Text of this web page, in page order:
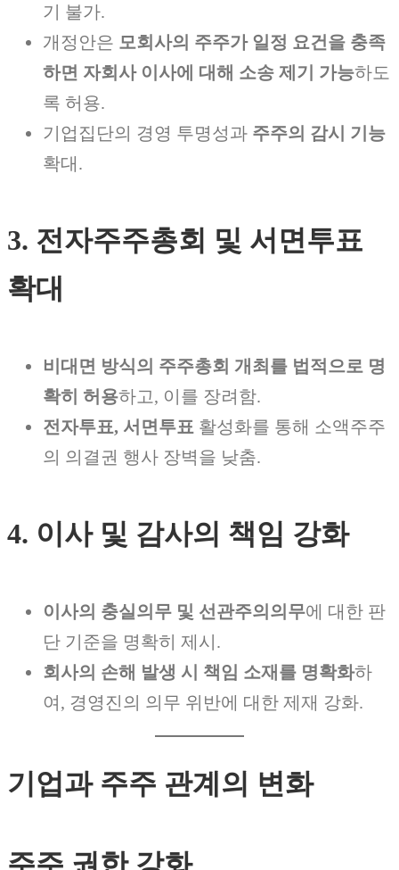
기 불가.
개정안은 모회사의 주주가 일정 요건을 충족
하면 자회사 이사에 대해 소송 제기 가능하도
록 허용.
기업집단의 경영 투명성과 주주의 감시 기능
확대.
3. 전자주주총회 및 서면투표
확대
비대면 방식의 주주총회 개최를 법적으로 명
확히 허용하고, 이를 장려함.
전자투표, 서면투표 활성화를 통해 소액주주
의 의결권 행사 장벽을 낮춤.
4. 이사 및 감사의 책임 강화
이사의 충실의무 및 선관주의의무에 대한 판
단 기준을 명확히 제시.
회사의 손해 발생 시 책임 소재를 명확화하
여, 경영진의 의무 위반에 대한 제재 강화.
기업과 주주 관계의 변화